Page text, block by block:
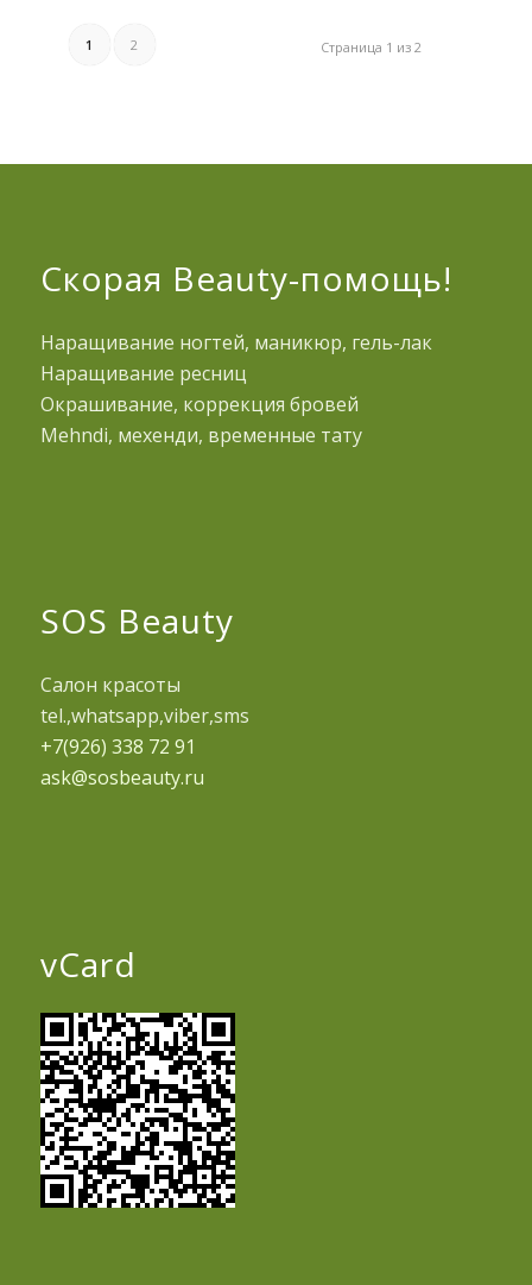
Страница 1 из 2
1 2
Скорая Beauty-помощь!
Наращивание ногтей, маникюр, гель-лак
Наращивание ресниц
Окрашивание, коррекция бровей
Mehndi, мехенди, временные тату
SOS Beauty
Салон красоты
tel.,whatsapp,viber,sms
+7(926) 338 72 91
ask@sosbeauty.ru
vCard